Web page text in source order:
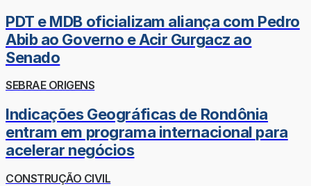
PDT e MDB oficializam aliança com Pedro
Abib ao Governo e Acir Gurgacz ao
Senado
SEBRAE ORIGENS
Indicações Geográficas de Rondônia
entram em programa internacional para
acelerar negócios
CONSTRUÇÃO CIVIL